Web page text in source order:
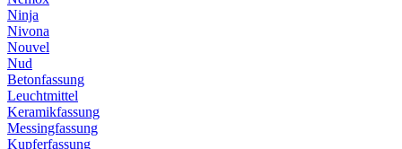
Ninja
Nivona
Nouvel
Nud
Betonfassung
Leuchtmittel
Keramikfassung
Messingfassung
Kupferfassung